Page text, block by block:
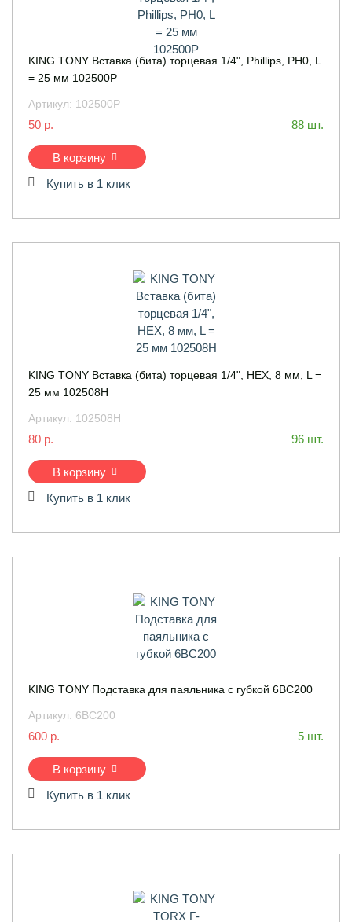
KING TONY Вставка (бита) торцевая 1/4", Phillips, PH0, L
= 25 мм 102500P
Артикул: 102500P
50 р. 88 шт.
В корзину
Купить в 1 клик
KING TONY Вставка (бита) торцевая 1/4", HEX, 8 мм, L =
25 мм 102508H
Артикул: 102508H
80 р. 96 шт.
В корзину
Купить в 1 клик
KING TONY Подставка для паяльника с губкой 6BC200
Артикул: 6BC200
600 р. 5 шт.
В корзину
Купить в 1 клик